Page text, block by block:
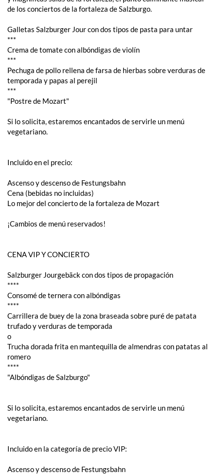
de los conciertos de la fortaleza de Salzburgo.
Galletas Salzburger Jour con dos tipos de pasta para untar
***
Crema de tomate con albóndigas de violín
***
Pechuga de pollo rellena de farsa de hierbas sobre verduras de
temporada y papas al perejil
***
"Postre de Mozart"
Si lo solicita, estaremos encantados de servirle un menú
vegetariano.
Incluido en el precio:
Ascenso y descenso de Festungsbahn
Cena (bebidas no incluidas)
Lo mejor del concierto de la fortaleza de Mozart
¡Cambios de menú reservados!
CENA VIP Y CONCIERTO
Salzburger Jourgebäck con dos tipos de propagación
****
Consomé de ternera con albóndigas
****
Carrillera de buey de la zona braseada sobre puré de patata
trufado y verduras de temporada
o
Trucha dorada frita en mantequilla de almendras con patatas al
romero
****
"Albóndigas de Salzburgo"
Si lo solicita, estaremos encantados de servirle un menú
vegetariano.
Incluido en la categoría de precio VIP:
Ascenso y descenso de Festungsbahn